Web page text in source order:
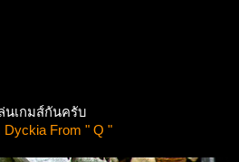
นเกมส์กันครับ
Dyckia From " Q "